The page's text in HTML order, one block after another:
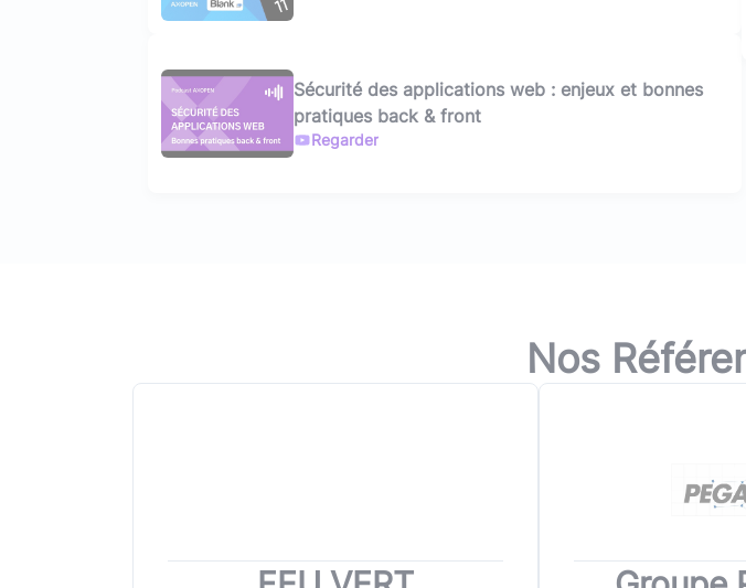
Sécurité des applications web : enjeux et bonnes
pratiques back & front
Regarder
Nos